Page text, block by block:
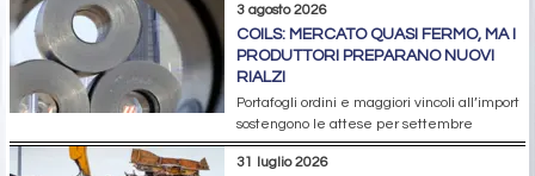
3 agosto 2026
COILS: MERCATO QUASI FERMO, MA I
PRODUTTORI PREPARANO NUOVI
RIALZI
Portafogli ordini e maggiori vincoli all’import
sostengono le attese per settembre
31 luglio 2026